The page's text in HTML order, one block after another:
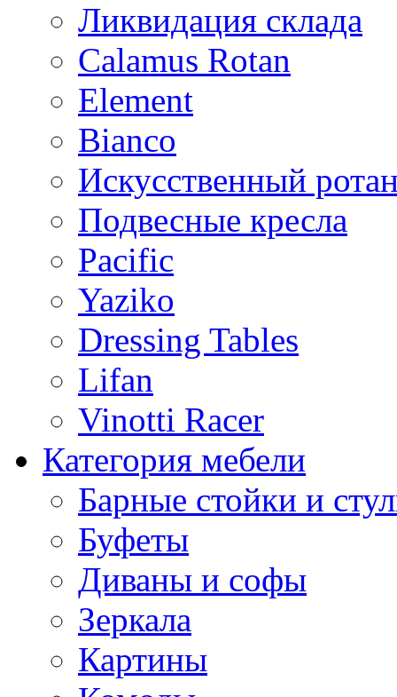
Ликвидация склада
Calamus Rotan
Element
Bianco
Искусственный
Подвесные кресла
Pacific
Yaziko
Dressing Tables
Lifan
Vinotti Racer
Категория мебели
Барные стойки и
Буфеты
Диваны и софы
Зеркала
Картины